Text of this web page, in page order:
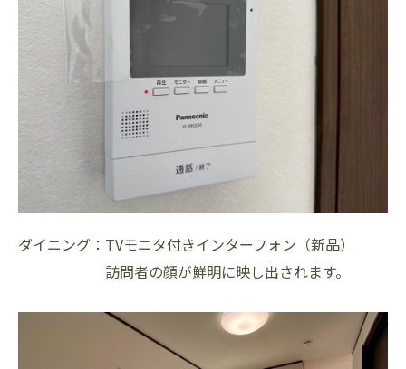
ダイニング：TVモニタ付きインターフォン（新品）
訪問者の顔が鮮明に映し出されます。